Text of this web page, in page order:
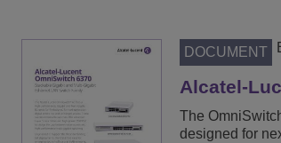
DOCUMENT
Alcatel-
The
designed for